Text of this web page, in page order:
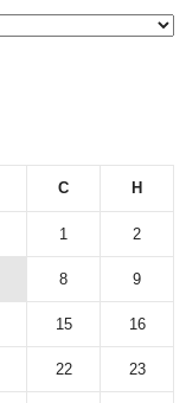
С Н
1 2
8 9
15 16
22 23